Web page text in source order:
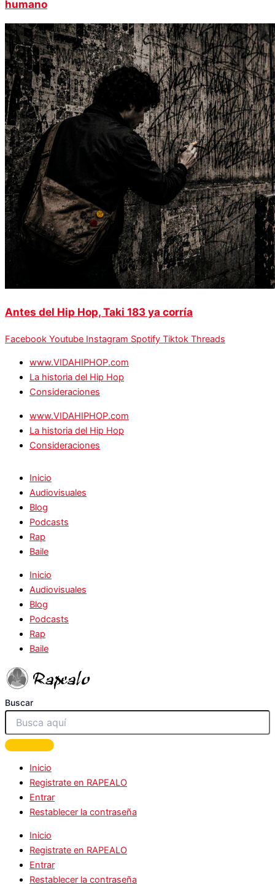
humano
Antes del Hip Hop, Taki 183 ya corría
Facebook Youtube Instagram Spotify Tiktok Threads
www.VIDAHIPHOP.com
La historia del Hip Hop
Consideraciones
www.VIDAHIPHOP.com
La historia del Hip Hop
Consideraciones
Inicio
Audiovisuales
Blog
Podcasts
Rap
Baile
Inicio
Audiovisuales
Blog
Podcasts
Rap
Baile
Buscar
Inicio
Registrate en RAPEALO
Entrar
Restablecer la contraseña
Inicio
Registrate en RAPEALO
Entrar
Restablecer la contraseña